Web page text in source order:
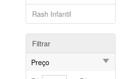
Rash Infantil
Filtrar
Preço